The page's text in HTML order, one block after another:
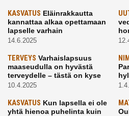
KASVATUS Eläinrakkautta
kannattaa alkaa opettamaan
lapselle varhain
14.6.2025
TERVEYS Varhaislapsuus
maaseudulla on hyvästä
terveydelle – tästä on kyse
10.4.2025
KASVATUS Kun lapsella ei ole
yhtä hienoa puhelinta kuin